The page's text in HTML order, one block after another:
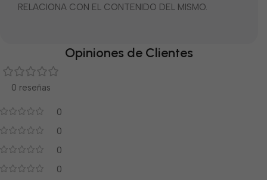
RELACIONA CON EL CONTENIDO DEL MISMO.
Opiniones de Clientes
0 reseñas
0
0
0
0